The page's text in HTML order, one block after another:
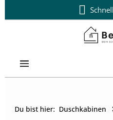
Zum Hauptinhalt springen
Du bist hier: Duschkabinen